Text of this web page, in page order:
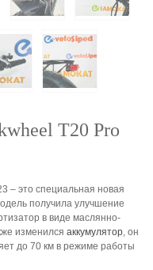
T20 Pro
– это специальная новая
получила улучшение
в виде маслянно-
изменился аккумулятор, он
до 70 км в режиме работы